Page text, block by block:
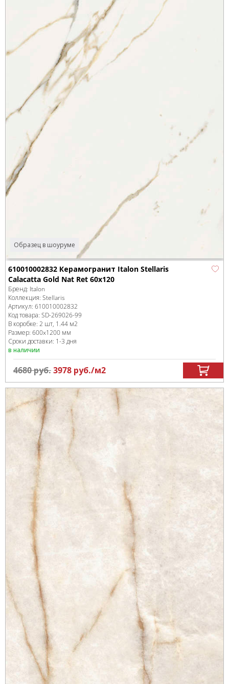
Образец в шоуруме
610010002832 Керамогранит Italon Stellaris
Calacatta Gold Nat Ret 60x120
Бренд: Italon
Коллекция: Stellaris
Артикул: 610010002832
Код товара: SD-269026-99
В коробке: 2 шт, 1.44 м2
Размер: 600x1200 мм
Сроки доставки: 1-3 дня
в наличии
4680руб.3978 руб./м2